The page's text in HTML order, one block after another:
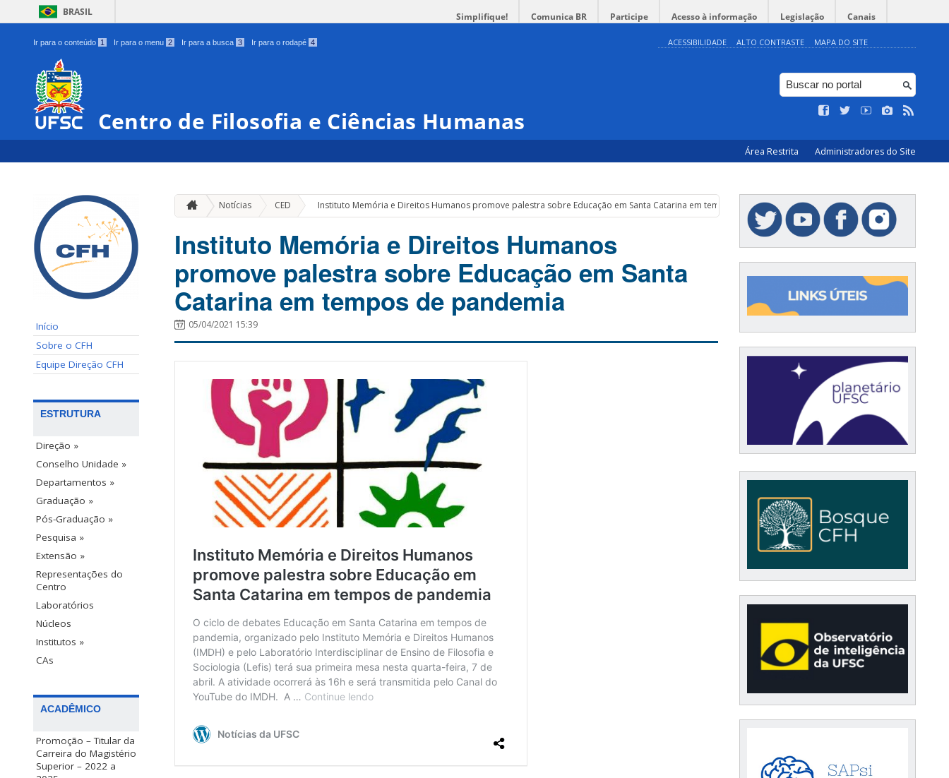
BRASIL Simplifique! Comunica BR Participe Acesso à informação Legislação Canais
Ir para o conteúdo 1 Ir para o menu 2 Ir para a busca 3 Ir para o rodapé 4 ACESSIBILIDADE ALTO CONTRASTE MAPA DO SITE
Centro de Filosofia e Ciências Humanas
Área Restrita Administradores do Site
Início
Sobre o CFH
Equipe Direção CFH
ESTRUTURA
Direção »
Conselho Unidade »
Departamentos »
Graduação »
Pós-Graduação »
Pesquisa »
Extensão »
Representações do
Centro
Laboratórios
Núcleos
Institutos »
CAs
ACADÊMICO
Promoção – Titular da
Carreira do Magistério
Superior – 2022 a
Notícias CED » Instituto Memória e Direitos Humanos promove palestra sobre Educação em Santa Catarina em tempos de pandemia
Instituto Memória e Direitos Humanos
promove palestra sobre Educação em Santa
Catarina em tempos de pandemia
05/04/2021 15:39